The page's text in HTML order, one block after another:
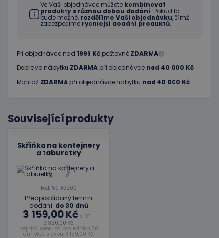
Ve Vaši objednávce můžete kombinovat
produkty s různou dobou dodání. Pokud to
bude možné, rozdělíme Vaši objednávku, čímž
zabezpečíme rychlejší dodání produktů.
Pri objednávce nad 1999 Kč poštovné ZDARMA
Doprava nábytku ZDARMA při objednávce nad 40 000 Kč
Montáž ZDARMA při objednávce nábytku nad 40 000 Kč
Související produkty
Skříňka na kontejnery
a taburetky
kód: 50 A3200
Předpokládaný termín
dodání: do 30 dnů
3 159,00 Kč s DPH
3 350,00 Kč
Nejnižší cena za posledních 30
dní před slevou: 3 159,00 Kč